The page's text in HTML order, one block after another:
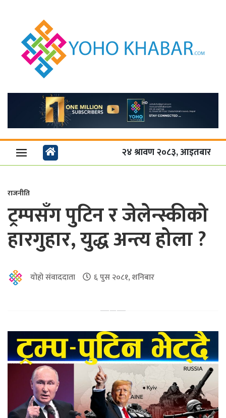
२४ श्रावण २०८३, आइतबार
राजनीति
ट्रम्पसँग पुटिन र जेलेन्स्कीको
हारगुहार, युद्ध अन्त्य होला ?
योहो संवाददाता ६ पुस २०८१, शनिबार